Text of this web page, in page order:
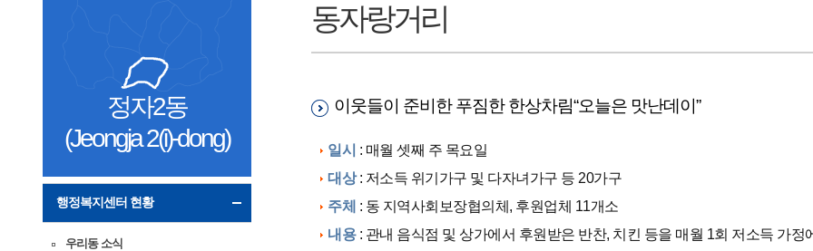
정자2동
(Jeongja 2(i)-dong)
행정복지센터 현황
우리동 소식
동자랑거리
이웃들이 준비한 푸짐한 한상차림“오늘은 맛난데이”
일시 : 매월 셋째 주 목요일
대상: 저소득 위기가구 및 다자녀가구 등 20가구
주체 : 동 지역사회보장협의체, 후원업체 11개소
내용: 관내 음식점 및 상가에서 후원받은 반찬, 치킨 등을 매월 1회 저소득 가정